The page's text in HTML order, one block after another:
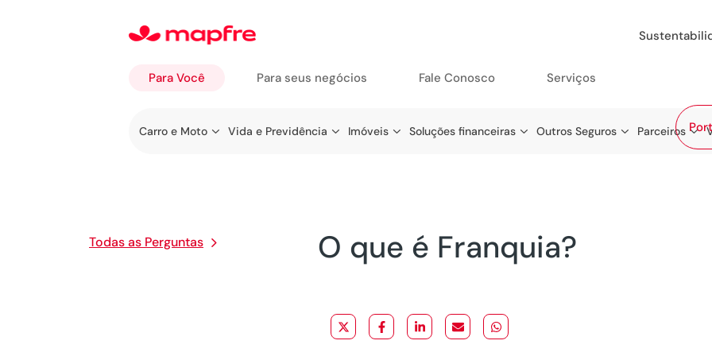
Para Você
Ir a
Carro e Moto Vida e Previdência Imóveis Soluções financeiras Outros Seguros Parceiros
Para seus negócios Fale Conosco Serviços
Todas as Perguntas O que é Franquia?